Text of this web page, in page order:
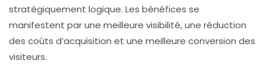
stratégiquement logique. Les bénéfices se
manifestent par une meilleure visibilité, une réduction
des coûts d’acquisition et une meilleure conversion des
visiteurs.